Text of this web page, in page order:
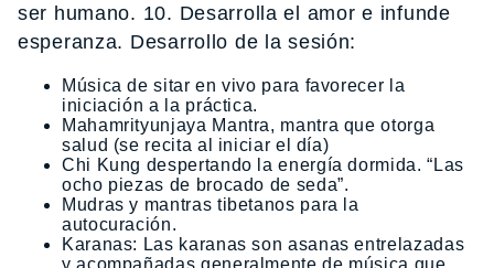
ser humano. 10. Desarrolla el amor e infunde
esperanza. Desarrollo de la sesión:
Música de sitar en vivo para favorecer la
iniciación a la práctica.
Mahamrityunjaya Mantra, mantra que otorga
salud (se recita al iniciar el día)
Chi Kung despertando la energía dormida. “Las
ocho piezas de brocado de seda”.
Mudras y mantras tibetanos para la
autocuración.
Karanas: Las karanas son asanas entrelazadas
y acompañadas generalmente de música que